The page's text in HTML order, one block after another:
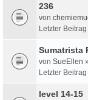
236
von
Letzter Beitrag
Sumatrista
von SueEllen
Letzter Beitrag
level 14-15